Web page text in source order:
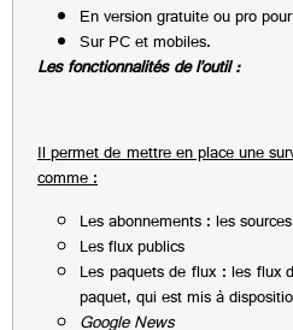
En version gratuite ou pro
Sur PC et mobiles.
Les fonctionnalités de l’outil :
Il permet de mettre en place une
comme :
Les abonnements : les
Les flux publics
Les paquets de flux : les flux
paquet, qui est mis à